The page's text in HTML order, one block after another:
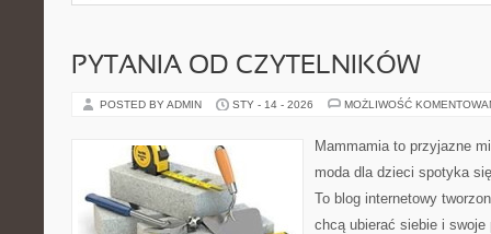
PYTANIA OD CZYTELNIKÓW
POSTED BY ADMIN STY - 14 - 2026 MOŻLIWOŚĆ
Mammamia to przyjazne
moda dla dzieci spotyka
To blog internetowy
chcą ubierać siebie i